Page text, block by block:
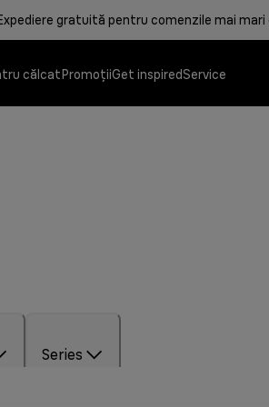
gratuită pentru comenzile mai mari
călcatPromoțiiGet inspiredService
Series